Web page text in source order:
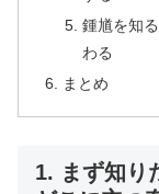
鍾馗を知
わる
まとめ
1. まず知り